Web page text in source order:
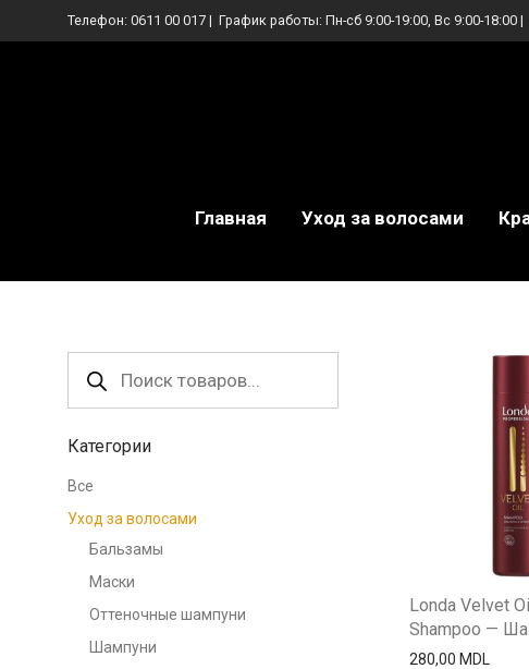
Телефон: 0611 00 017 | График работы: Пн-сб 9:00-19:00, Вс 9:00-18:00
Главная Уход за волосами
Поиск
товаров
Категории
Все
Уход за волосами
Бальзамы
Маски
Оттеночные шампуни
Шампуни
Londa Velvet
Shampoo —
280,00 MDL